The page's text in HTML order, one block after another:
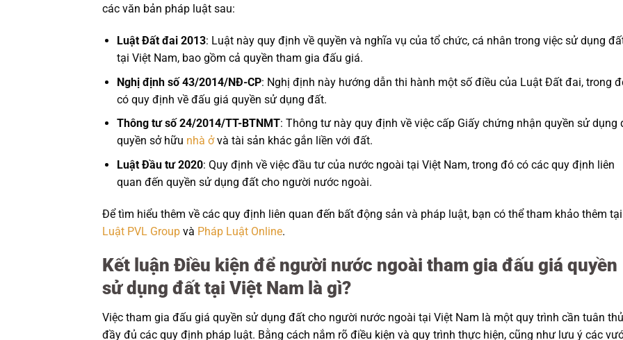
các văn bản pháp luật sau:
Luật Đất đai 2013: Luật này quy định về quyền và nghĩa vụ của tổ chức, cá nhân trong việc sử dụng
tại Việt Nam, bao gồm cả quyền tham gia đấu giá.
Nghị định số 43/2014/NĐ-CP: Nghị định này hướng dẫn thi hành một số điều của Luật Đất đai, trong
có quy định về đấu giá quyền sử dụng đất.
Thông tư số 24/2014/TT-BTNMT: Thông tư này quy định về việc cấp Giấy chứng nhận quyền sử dụng
quyền sở hữu nhà ởvà tài sản khác gắn liền với đất.
Luật Đầu tư 2020: Quy định về việc đầu tư của nước ngoài tại Việt Nam, trong đó có các quy định liên
quan đến quyền sử dụng đất cho người nước ngoài.
Để tìm hiểu thêm về các quy định liên quan đến bất động sản và pháp luật, bạn có thể tham khảo thêm tại
Luật PVL Group và Pháp Luật Online.
Kết luận Điều kiện để người nước ngoài tham gia đấu giá quyền
sử dụng đất tại Việt Nam là gì?
Việc tham gia đấu giá quyền sử dụng đất cho người nước ngoài tại Việt Nam là một quy trình cần tuân thủ
đầy đủ các quy định pháp luật. Bằng cách nắm rõ điều kiện và quy trình thực hiện, cũng như lưu ý các